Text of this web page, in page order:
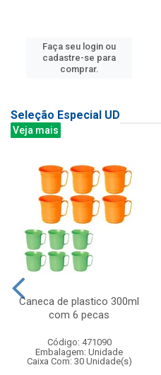
Faça seu login ou
cadastre-se para
comprar.
Seleção Especial UD
Veja mais
Caneca de plastico 300ml
com 6 pecas
Código: 471090
Embalagem: Unidade
Caixa Com: 30 Unidade(s)